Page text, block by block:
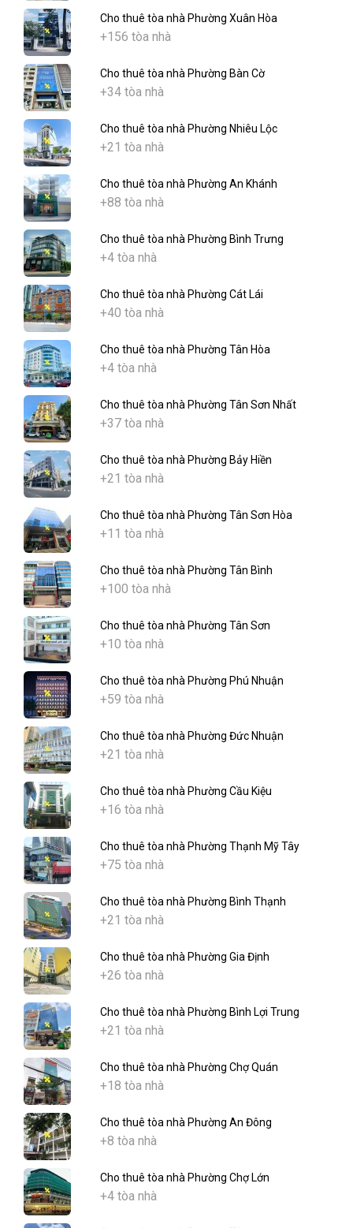
Cho thuê tòa nhà Phường Xuân Hòa
+156 tòa nhà
Cho thuê tòa nhà Phường Bàn Cờ
+34 tòa nhà
Cho thuê tòa nhà Phường Nhiêu Lộc
+21 tòa nhà
Cho thuê tòa nhà Phường An Khánh
+88 tòa nhà
Cho thuê tòa nhà Phường Bình Trưng
+4 tòa nhà
Cho thuê tòa nhà Phường Cát Lái
+40 tòa nhà
Cho thuê tòa nhà Phường Tân Hòa
+4 tòa nhà
Cho thuê tòa nhà Phường Tân Sơn Nhất
+37 tòa nhà
Cho thuê tòa nhà Phường Bảy Hiền
+21 tòa nhà
Cho thuê tòa nhà Phường Tân Sơn Hòa
+11 tòa nhà
Cho thuê tòa nhà Phường Tân Bình
+100 tòa nhà
Cho thuê tòa nhà Phường Tân Sơn
+10 tòa nhà
Cho thuê tòa nhà Phường Phú Nhuận
+59 tòa nhà
Cho thuê tòa nhà Phường Đức Nhuận
+21 tòa nhà
Cho thuê tòa nhà Phường Cầu Kiệu
+16 tòa nhà
Cho thuê tòa nhà Phường Thạnh Mỹ Tây
+75 tòa nhà
Cho thuê tòa nhà Phường Bình Thạnh
+21 tòa nhà
Cho thuê tòa nhà Phường Gia Định
+26 tòa nhà
Cho thuê tòa nhà Phường Bình Lợi Trung
+21 tòa nhà
Cho thuê tòa nhà Phường Chợ Quán
+18 tòa nhà
Cho thuê tòa nhà Phường An Đông
+8 tòa nhà
Cho thuê tòa nhà Phường Chợ Lớn
+4 tòa nhà